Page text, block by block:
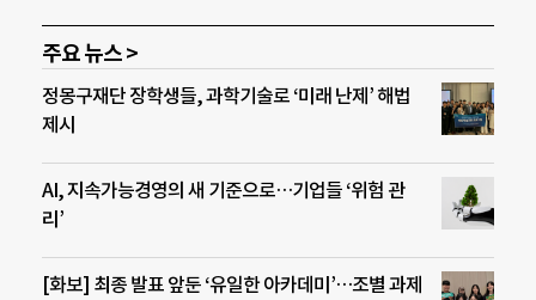
주요 뉴스 >
정몽구재단 장학생들, 과학기술로 ‘미래 난제’ 해법
제시
AI, 지속가능경영의 새 기준으로…기업들 ‘위험 관
리’
[화보] 최종 발표 앞둔 ‘유일한 아카데미’…조별 과제